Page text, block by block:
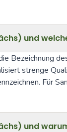
und
Bezeichnung
strenge
Für
und